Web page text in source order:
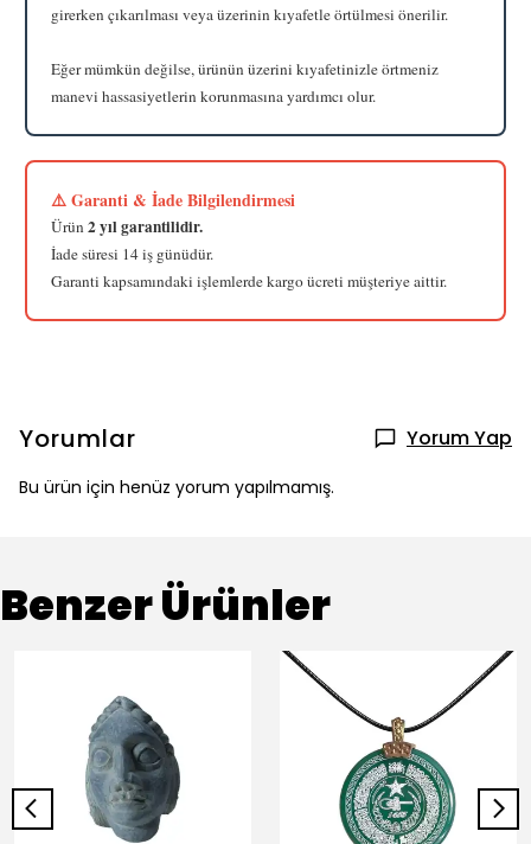
girerken çıkarılması veya üzerinin kıyafetle örtülmesi önerilir.
Eğer mümkün değilse, ürünün üzerini kıyafetinizle örtmeniz
manevi hassasiyetlerin korunmasına yardımcı olur.
⚠️ Garanti & İade Bilgilendirmesi
Ürün 2 yıl garantilidir.
İade süresi 14 iş günüdür.
Garanti kapsamındaki işlemlerde kargo ücreti müşteriye aittir.
Yorumlar Yorum Yap
Bu ürün için henüz yorum yapılmamış.
Benzer Ürünler